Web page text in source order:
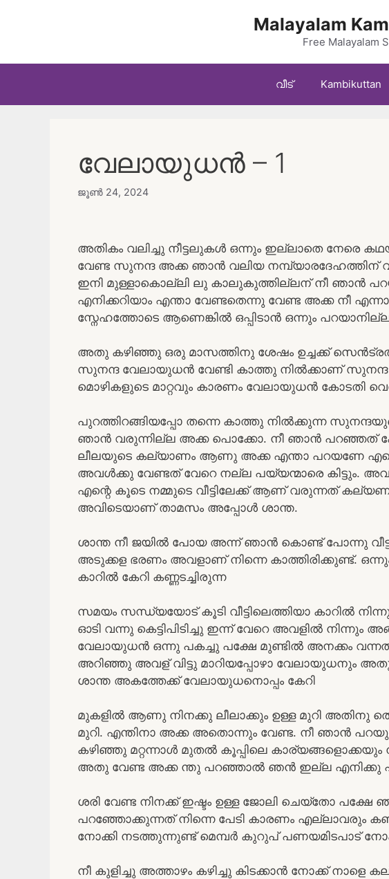
Malayalam
Free Malayalam
വീട് Kambikuttan
വേലായുധൻ – 1
ജൂൺ 24, 2024
അതികം വലിച്ചു നീട്ടലുകൾ ഒന്നും ഇല്ലാതെ നേരെ
വേണ്ട സുനന്ദ അക്ക ഞാൻ വലിയ
ഇനി മുള്ളാകൊല്ലി ലു കാലുകുത്തില്ലന് നീ ഞാൻ
എനിക്കറിയാം എന്താ വേണ്ടതെന്നു വേണ്ട അക്ക നീ
സ്നേഹത്തോടെ ആണെങ്കിൽ ഒപ്പിടാൻ ഒന്നും
അതു കഴിഞ്ഞു ഒരു മാസത്തിനു ശേഷം ഉച്ചക്ക്
സുനന്ദ വേലായുധൻ വേണ്ടി കാത്തു നിൽക്കാണ് സുനന്ദ
മൊഴികളുടെ മാറ്റവും കാരണം വേലായുധൻ കോടതി
പുറത്തിറങ്ങിയപ്പോ തന്നെ കാത്തു നിൽക്കുന്ന
ഞാൻ വരുന്നില്ല അക്ക പൊക്കോ. നീ ഞാൻ പറഞ്ഞത്
ലീലയുടെ കല്യാണം ആണു അക്ക എന്താ പറയണേ
അവൾക്കു വേണ്ടത് വേറെ നല്ല പയ്യന്മാരെ കിട്ടും.
എന്റെ കൂടെ നമ്മുടെ വീട്ടിലേക്ക് ആണ് വരുന്നത്
അവിടെയാണ് താമസം അപ്പോൾ ശാന്ത.
ശാന്ത നീ ജയിൽ പോയ അന്ന് ഞാൻ കൊണ്ട് പോന്നു
അടുക്കള ഭരണം അവളാണ് നിന്നെ കാത്തിരിക്കുണ്ട്.
കാറിൽ കേറി കണ്ണടച്ചിരുന്ന
സമയം സന്ധ്യയോട് കൂടി വീട്ടിലെത്തിയാ കാറിൽ
ഓടി വന്നു കെട്ടിപിടിച്ചു ഇന്ന് വേറെ അവളിൽ നിന്നും
വേലായുധൻ ഒന്നു പകച്ചു പക്ഷേ മുണ്ടിൽ അനക്കം വന്നത്
അറിഞ്ഞു അവള് വിട്ടു മാറിയപ്പോഴാ വേലായുധനും അതു
ശാന്ത അകത്തേക്ക് വേലായുധനൊപ്പം കേറി
മുകളിൽ ആണു നിനക്കു ലീലാക്കും ഉള്ള മുറി അതിനു
മുറി. എന്തിനാ അക്ക അതൊന്നും വേണ്ട. നീ ഞാൻ
കഴിഞ്ഞു മറ്റന്നാൾ മുതൽ കൂപ്പിലെ
അതു വേണ്ട അക്ക ന്തു പറഞ്ഞാൽ ഞൻ ഇല്ല എനിക്കു
ശരി വേണ്ട നിനക്ക് ഇഷ്ടം ഉള്ള ജോലി ചെയ്തോ
പറഞ്ഞോക്കുന്നത് നിന്നെ പേടി കാരണം
നോക്കി നടത്തുന്നുണ്ട് മെമ്പർ കുറുപ് പണയമിടപാട്
നീ കുളിച്ചു അത്താഴം കഴിച്ചു കിടക്കാൻ നോക്ക്